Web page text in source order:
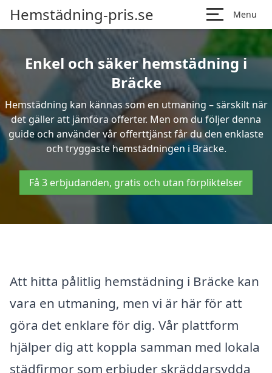
Hemstädning-pris.se Menu
Enkel och säker hemstädning i
Bräcke
Hemstädning kan kännas som en utmaning – särskilt när
det gäller att jämföra offerter. Men om du följer denna
guide och använder vår offerttjänst får du den enklaste
och tryggaste hemstädningen i Bräcke.
Få 3 erbjudanden, gratis och utan förpliktelser
Att hitta pålitlig hemstädning i Bräcke kan
vara en utmaning, men vi är här för att
göra det enklare för dig. Vår plattform
hjälper dig att koppla samman med lokala
städfirmor som erbjuder skräddarsydda